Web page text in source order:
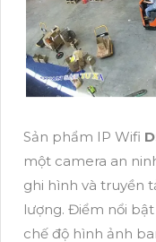
Sản phẩm IP Wifi
một camera an
ghi hình và truyền
lượng. Điểm nổi
chế độ hình ảnh